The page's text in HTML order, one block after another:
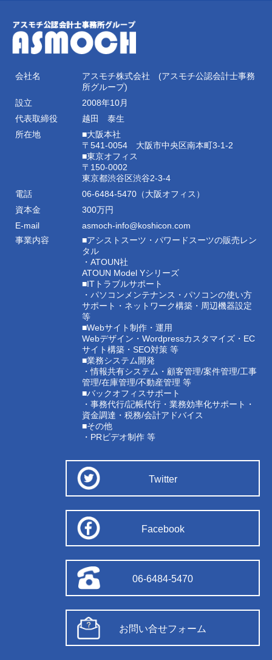
会社名
アスモチ株式会社 (アスモチ公認会計士事務
所グループ)
設立
2008年10月
代表取締役
越田 泰生
所在地
■大阪本社
〒541-0054 大阪市中央区南本町3-1-2
■東京オフィス
〒150-0002
東京都渋谷区渋谷2-3-4
電話
06-6484-5470（大阪オフィス）
資本金
300万円
E-mail
asmoch-info@koshicon.com
事業内容
■アシストスーツ・パワードスーツの販売レン
タル
・ATOUN社
ATOUN Model Yシリーズ
■ITトラブルサポート
・パソコンメンテナンス・パソコンの使い方
サポート・ネットワーク構築・周辺機器設定
等
■Webサイト制作・運用
Webデザイン・Wordpressカスタマイズ・EC
サイト構築・SEO対策 等
■業務システム開発
・情報共有システム・顧客管理/案件管理/工事
管理/在庫管理/不動産管理 等
■バックオフィスサポート
・事務代行/記帳代行・業務効率化サポート・
資金調達・税務/会計アドバイス
■その他
・PRビデオ制作 等
Twitter
Facebook
06-6484-5470
お問い合せフォーム